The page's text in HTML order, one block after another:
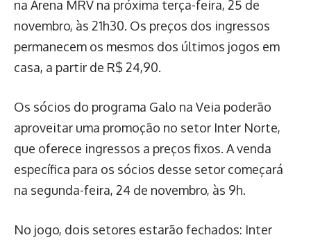
na Arena MRV na próxima terça-feira, 25 de
novembro, às 21h30. Os preços dos ingressos
permanecem os mesmos dos últimos jogos em
casa, a partir de R$ 24,90.
Os sócios do programa Galo na Veia poderão
aproveitar uma promoção no setor Inter Norte,
que oferece ingressos a preços fixos. A venda
específica para os sócios desse setor começará
na segunda-feira, 24 de novembro, às 9h.
No jogo, dois setores estarão fechados: Inter